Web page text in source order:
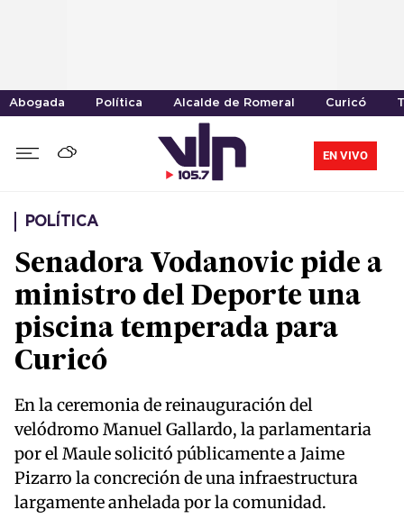
Abogada Política Alcalde de Romeral Curicó
EN VIVO
POLÍTICA
Senadora Vodanovic pide a
ministro del Deporte una
piscina temperada para
Curicó
En la ceremonia de reinauguración del
velódromo Manuel Gallardo, la parlamentaria
por el Maule solicitó públicamente a Jaime
Pizarro la concreción de una infraestructura
largamente anhelada por la comunidad.